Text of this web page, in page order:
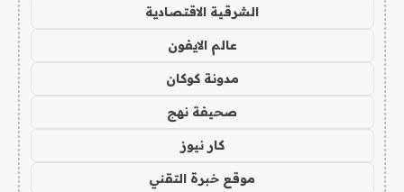
الشرقية الاقتصادية
عالم الايفون
مدونة كوكان
صحيفة نهج
كار نيوز
موقع خبرة التقني